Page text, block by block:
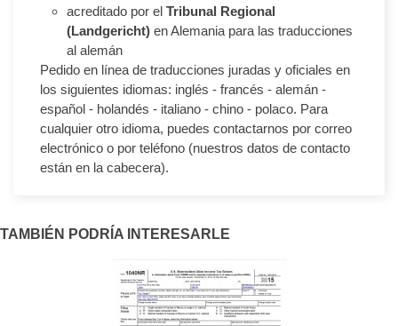
acreditado por el Tribunal Regional
(Landgericht) en Alemania para las traducciones
al alemán
Pedido en línea de traducciones juradas y oficiales en
los siguientes idiomas: inglés - francés - alemán -
español - holandés - italiano - chino - polaco. Para
cualquier otro idioma, puedes contactarnos por correo
electrónico o por teléfono (nuestros datos de contacto
están en la cabecera).
TAMBIÉN PODRÍA INTERESARLE